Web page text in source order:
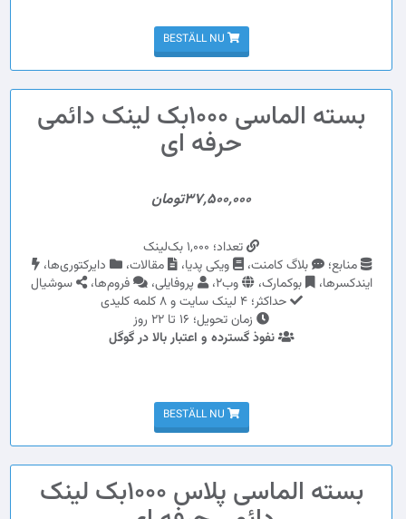
BESTÄLL NU
بسته الماسی 1000بک لینک دائمی
حرفه ای
37,500,000تومان
تعداد؛ 1,000 بک‌لینک
منابع؛
بلاگ کامنت، ویکی پدیا، مقالات،
دایرکتوری‌ها،
ایندکسرها،
بوکمارک، وب2، پروفایلی، فروم‌ها،
سوشیال
حداکثر؛ 4 لینک سایت و 8 کلمه کلیدی
زمان تحویل؛ 16 تا 22 روز
نفوذ گسترده و اعتبار بالا در گوگل
BESTÄLL NU
بسته الماسی پلاس 1000بک لینک